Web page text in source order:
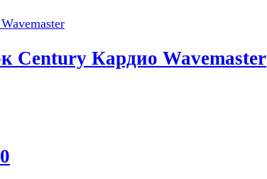
Century Кардио Wavemaster